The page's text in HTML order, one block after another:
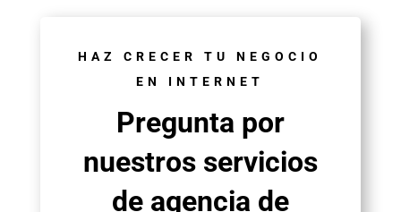
HAZ CRECER TU NEGOCIO
EN INTERNET
Pregunta por
nuestros servicios
de agencia de